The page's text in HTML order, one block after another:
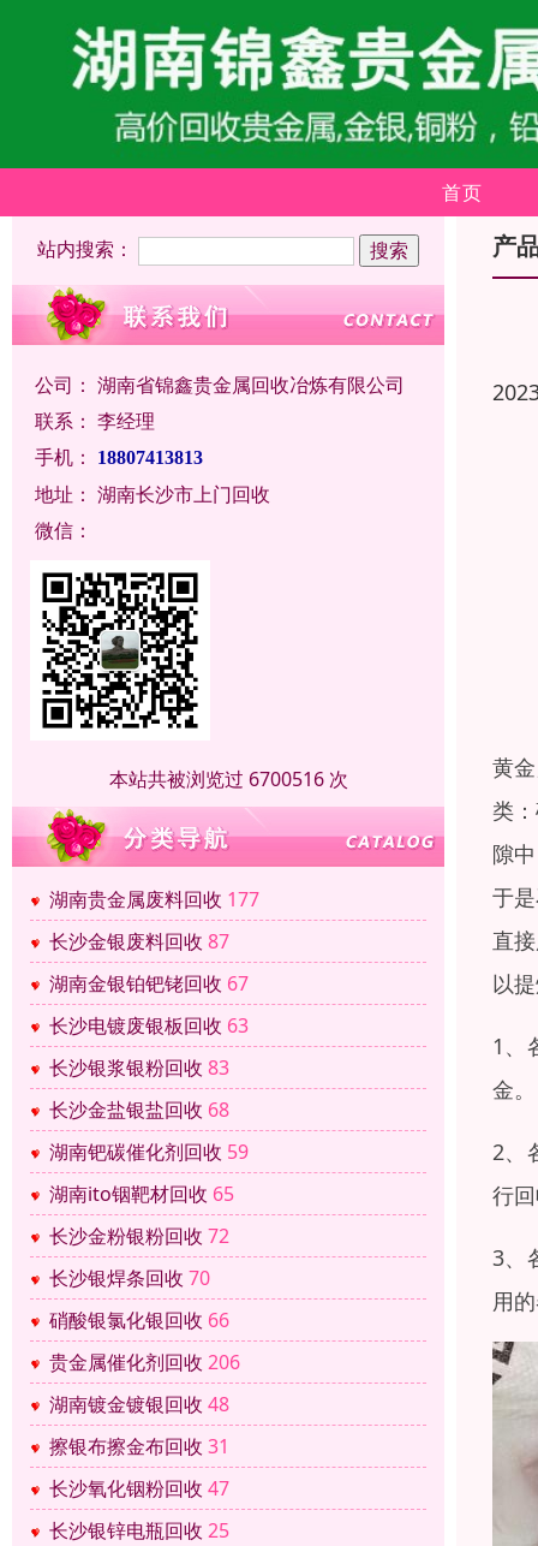
首页
站内搜索：
公司： 湖南省锦鑫贵金属回收冶炼有限公司
联系： 李经理
手机：
18807413813
地址： 湖南长沙市上门回收
微信：
本站共被浏览过 6700516 次
湖南贵金属废料回收 177
长沙金银废料回收 87
湖南金银铂钯铑回收 67
长沙电镀废银板回收 63
长沙银浆银粉回收 83
长沙金盐银盐回收 68
湖南钯碳催化剂回收 59
湖南ito铟靶材回收 65
长沙金粉银粉回收 72
长沙银焊条回收 70
硝酸银氯化银回收 66
贵金属催化剂回收 206
湖南镀金镀银回收 48
擦银布擦金布回收 31
长沙氧化铟粉回收 47
长沙银锌电瓶回收 25
产
黄
类
隙
于
直
以
1、
金。
2、
行
3、
用